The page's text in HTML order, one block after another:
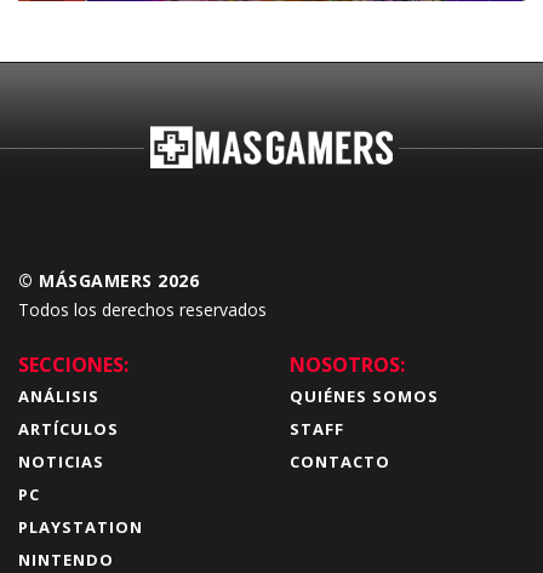
© MÁSGAMERS 2026
Todos los derechos reservados
SECCIONES:
ANÁLISIS
ARTÍCULOS
NOTICIAS
PC
PLAYSTATION
NINTENDO
NOSOTROS:
QUIÉNES SOMOS
STAFF
CONTACTO